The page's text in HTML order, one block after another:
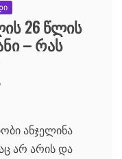
26 წლის
– რას
ანჯელინა
არ არის და